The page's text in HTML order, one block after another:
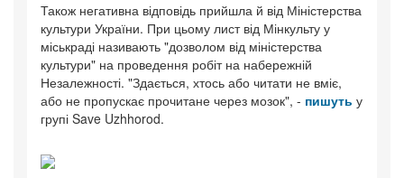
Також негативна відповідь прийшла й від Міністерства
культури України. При цьому лист від Мінкульту у
міськраді називають "дозволом від міністерства
культури" на проведення робіт на набережній
Незалежності. "Здається, хтось або читати не вміє,
або не пропускає прочитане через мозок", - пишуть у
групі Save Uzhhorod.